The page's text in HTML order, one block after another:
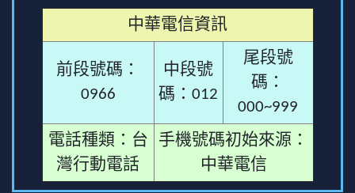
中華電信資訊
前段號碼：
0966
中段號
碼：012
尾段號
碼：
000~999
電話種類：台
灣行動電話
手機號碼初始來源：
中華電信